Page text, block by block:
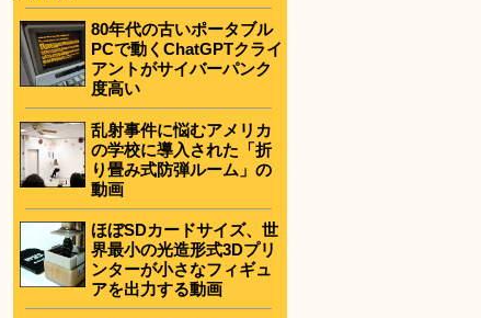
80年代の古いポータブル
PCで動くChatGPTクライ
アントがサイバーパンク
度高い
乱射事件に悩むアメリカ
の学校に導入された「折
り畳み式防弾ルーム」の
動画
ほぼSDカードサイズ、世
界最小の光造形式3Dプリ
ンターが小さなフィギュ
アを出力する動画